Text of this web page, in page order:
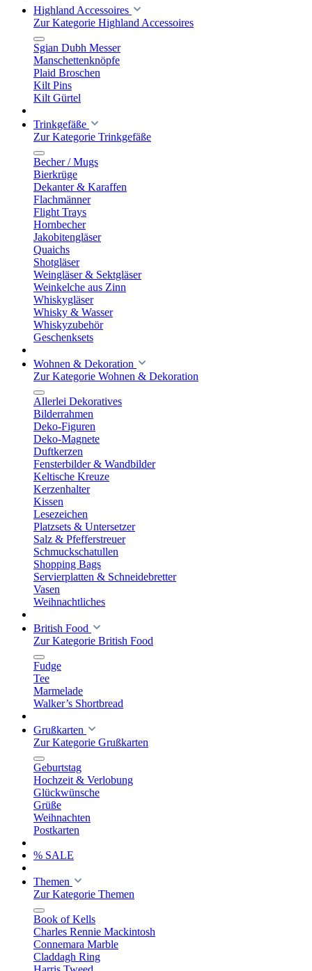
Highland Accessoires
Zur Kategorie Highland Accessoires
Sgian Dubh Messer
Manschettenknöpfe
Plaid Broschen
Kilt Pins
Kilt Gürtel
Trinkgefäße
Zur Kategorie Trinkgefäße
Becher / Mugs
Bierkrüge
Dekanter & Karaffen
Flachmänner
Flight Trays
Hornbecher
Jakobitengläser
Quaichs
Shotgläser
Weingläser & Sektgläser
Weinkelche aus Zinn
Whiskygläser
Whisky & Wasser
Whiskyzubehör
Geschenksets
Wohnen & Dekoration
Zur Kategorie Wohnen & Dekoration
Allerlei Dekoratives
Bilderrahmen
Deko-Figuren
Deko-Magnete
Duftkerzen
Fensterbilder & Wandbilder
Keltische Kreuze
Kerzenhalter
Kissen
Lesezeichen
Platzsets & Untersetzer
Salz & Pfefferstreuer
Schmuckschatullen
Shopping Bags
Servierplatten & Schneidebretter
Vasen
Weihnachtliches
British Food
Zur Kategorie British Food
Fudge
Tee
Marmelade
Walker’s Shortbread
Grußkarten
Zur Kategorie Grußkarten
Geburtstag
Hochzeit & Verlobung
Glückwünsche
Grüße
Weihnachten
Postkarten
% SALE
Themen
Zur Kategorie Themen
Book of Kells
Charles Rennie Mackintosh
Connemara Marble
Claddagh Ring